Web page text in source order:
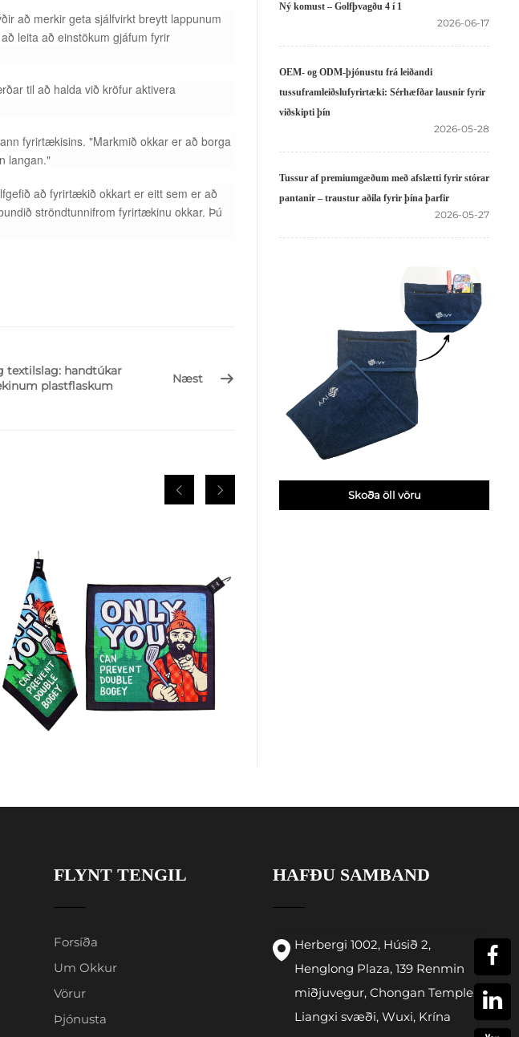
að merkir geta sjálfvirkt breytt lappunum
leita að einstökum gjáfum fyrir
til að halda við kröfur aktivera
fyrirtækisins. "Markmið okkar er að borga
langan."
að fyrirtækið okkart er eitt sem er að
ströndtunnifrom fyrirtækinu okkar. Þú
textilslag: handtúkar
plastflaskum
Næst
Ný komust – Golfþvagðu 4 í 1
2026-06-17
OEM- og ODM-þjónustu frá leiðandi
tussuframleiðslufyrirtæki: Sérhæfðar lausnir fyrir
viðskipti þín
2026-05-28
Tussur af premiumgæðum með afslætti fyrir stórar
pantanir – traustur aðila fyrir þína þarfir
2026-05-27
Skoða öll vöru
FLYNT TENGIL
Forsíða
Um Okkur
Vörur
Þjónusta
HAFÐU SAMBAND
Herbergi 1002, Húsið 2,
Henglong Plaza, 139 Renmin
miðjuvegur, Chongan Temple,
Liangxi svæði, Wuxi, Krína